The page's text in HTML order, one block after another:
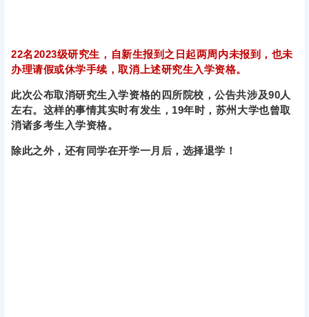
22名2023级研究生，自新生报到之日起两周内未报到，也未
办理请假或休学手续，取消上述研究生入学资格。
此次公布取消研究生入学资格的四所院校，公告共涉及90人
左右。这样的事情其实时有发生，19年时，苏州大学也曾取
消诸多考生入学资格。
除此之外，还有同学在开学一月后，选择退学！